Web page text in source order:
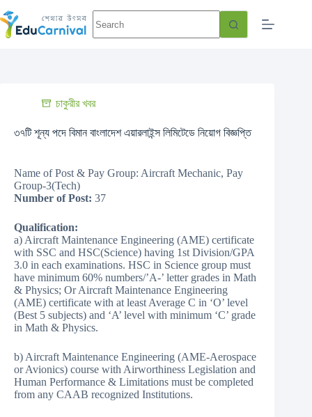
চাকুরীর খবর
৩৭টি শূন্য পদে বিমান বাংলাদেশ এয়ারলাইন্স লিমিটেডে নিয়োগ বিজ্ঞপ্তি
Name of Post & Pay Group: Aircraft Mechanic, Pay
Group-3(Tech)
Number of Post: 37
Qualification:
a) Aircraft Maintenance Engineering (AME) certificate
with SSC and HSC(Science) having 1st Division/GPA
3.0 in each examinations. HSC in Science group must
have minimum 60% numbers/’A-’ letter grades in Math
& Physics; Or Aircraft Maintenance Engineering
(AME) certificate with at least Average C in ‘O’ level
(Best 5 subjects) and ‘A’ level with minimum ‘C’ grade
in Math & Physics.
b) Aircraft Maintenance Engineering (AME-Aerospace
or Avionics) course with Airworthiness Legislation and
Human Performance & Limitations must be completed
from any CAAB recognized Institutions.